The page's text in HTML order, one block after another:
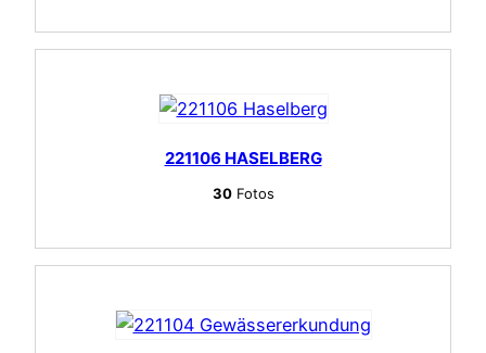
221106 HASELBERG
30Fotos